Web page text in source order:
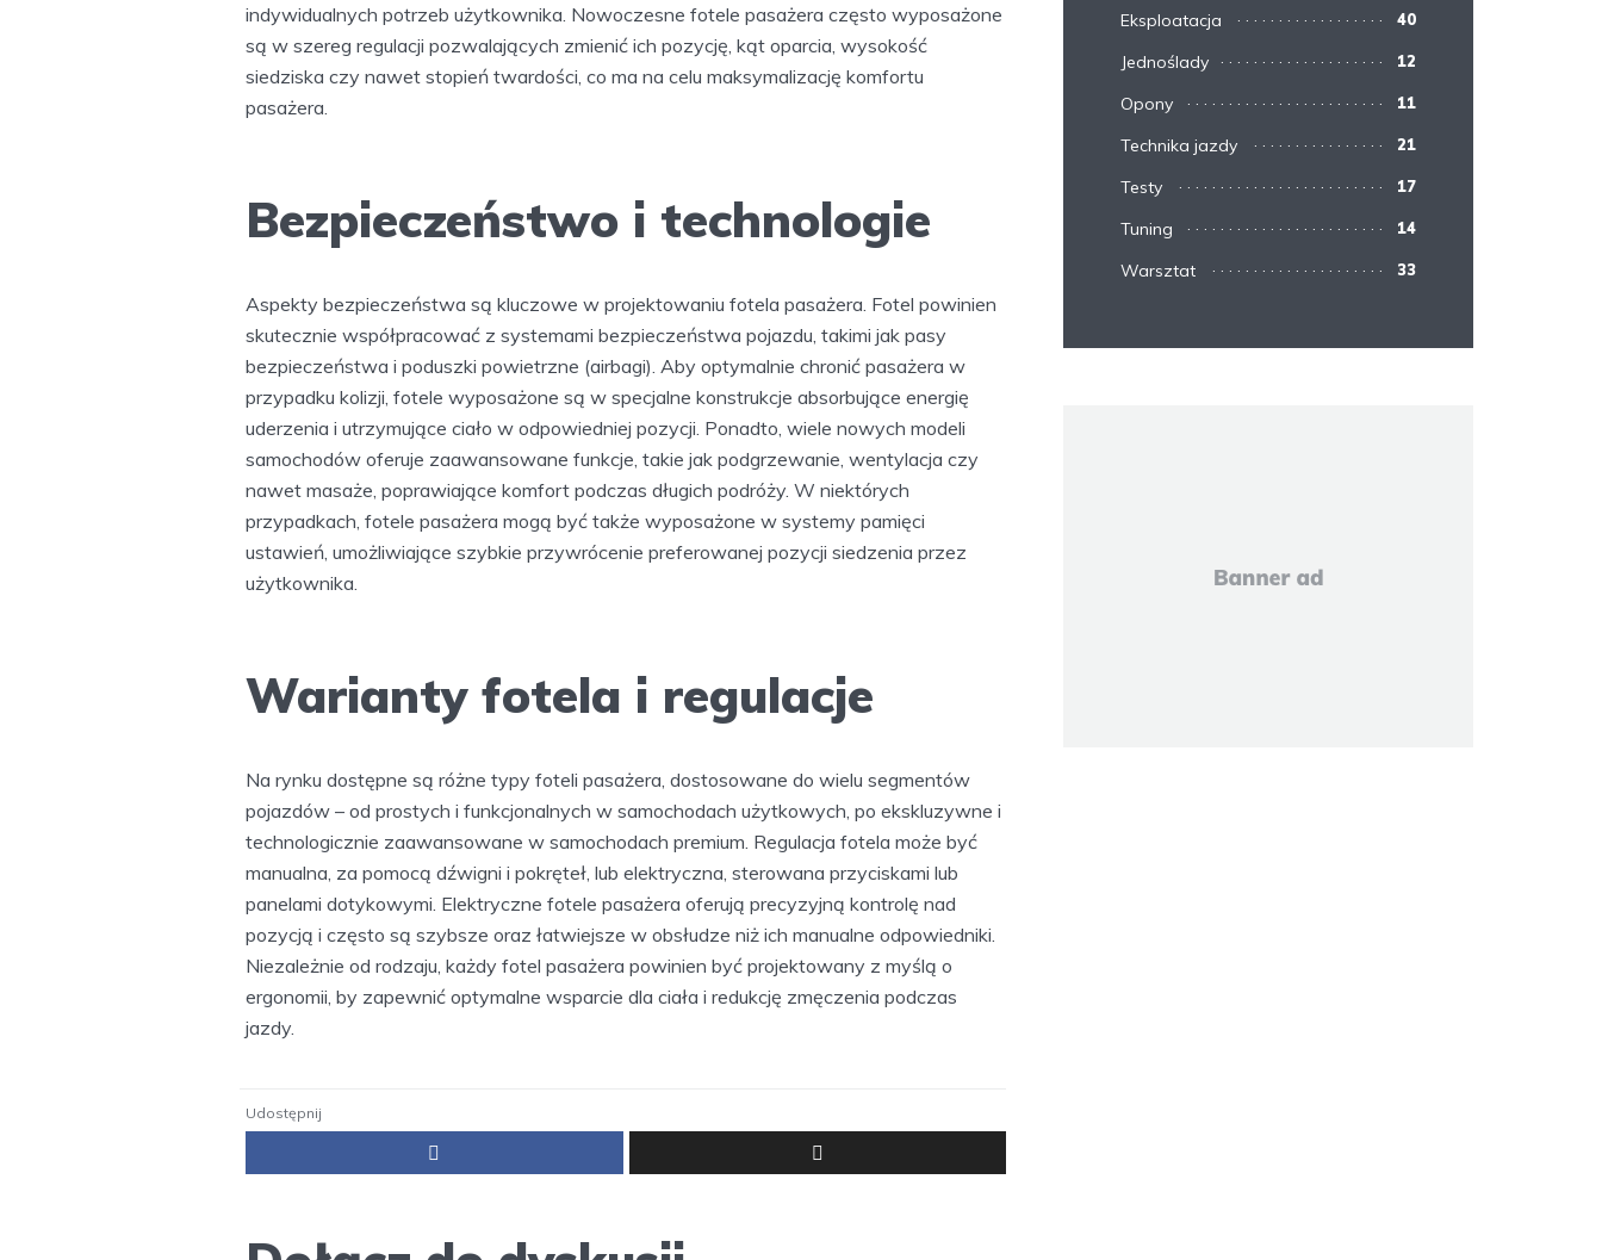
indywidualnych potrzeb użytkownika. Nowoczesne fotele pasażera często wyposażone
są w szereg regulacji pozwalających zmienić ich pozycję, kąt oparcia, wysokość
siedziska czy nawet stopień twardości, co ma na celu maksymalizację komfortu
pasażera.
Bezpieczeństwo i technologie
Aspekty bezpieczeństwa są kluczowe w projektowaniu fotela pasażera. Fotel powinien
skutecznie współpracować z systemami bezpieczeństwa pojazdu, takimi jak pasy
bezpieczeństwa i poduszki powietrzne (airbagi). Aby optymalnie chronić pasażera w
przypadku kolizji, fotele wyposażone są w specjalne konstrukcje absorbujące energię
uderzenia i utrzymujące ciało w odpowiedniej pozycji. Ponadto, wiele nowych modeli
samochodów oferuje zaawansowane funkcje, takie jak podgrzewanie, wentylacja czy
nawet masaże, poprawiające komfort podczas długich podróży. W niektórych
przypadkach, fotele pasażera mogą być także wyposażone w systemy pamięci
ustawień, umożliwiające szybkie przywrócenie preferowanej pozycji siedzenia przez
użytkownika.
Warianty fotela i regulacje
Na rynku dostępne są różne typy foteli pasażera, dostosowane do wielu segmentów
pojazdów – od prostych i funkcjonalnych w samochodach użytkowych, po ekskluzywne i
technologicznie zaawansowane w samochodach premium. Regulacja fotela może być
manualna, za pomocą dźwigni i pokręteł, lub elektryczna, sterowana przyciskami lub
panelami dotykowymi. Elektryczne fotele pasażera oferują precyzyjną kontrolę nad
pozycją i często są szybsze oraz łatwiejsze w obsłudze niż ich manualne odpowiedniki.
Niezależnie od rodzaju, każdy fotel pasażera powinien być projektowany z myślą o
ergonomii, by zapewnić optymalne wsparcie dla ciała i redukcję zmęczenia podczas
jazdy.
Udostępnij
Eksploatacja 40
Jednoślady 12
Opony 11
Technika jazdy 21
Testy 17
Tuning 14
Warsztat 33